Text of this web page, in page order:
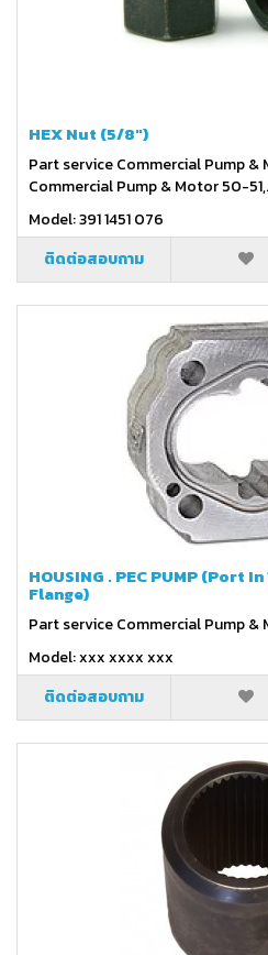
HEX Nut (5/8")
Part service Commercial Pump &
Commercial Pump & Motor 50-
Model: 391 1451 076
ติดต่อสอบถาม
HOUSING . PEC PUMP (Port
Flange)
Part service Commercial Pump &
Model: xxx xxxx xxx
ติดต่อสอบถาม